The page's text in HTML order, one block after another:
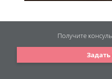
Задать
Получите